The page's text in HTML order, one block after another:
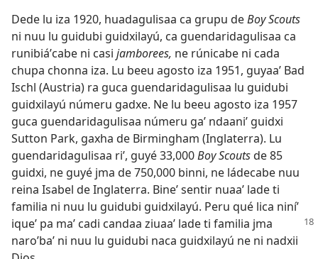
Dede lu iza 1920, huadagulisaa ca grupu deBoy Scouts
ni nuu lu guidubi guidxilayú, ca guendaridagulisaa ca
runibiáʼcabe ni casi jamborees, ne rúnicabe ni cada
chupa chonna iza. Lu beeu agosto iza 1951, guyaaʼ Bad
Ischl (Austria) ra guca guendaridagulisaa lu guidubi
guidxilayú númeru gadxe. Ne lu beeu agosto iza 1957
guca guendaridagulisaa númeru gaʼ ndaaniʼ guidxi
Sutton Park, gaxha de Birmingham (Inglaterra). Lu
guendaridagulisaa riʼ, guyé 33,000Boy Scoutsde 85
guidxi, ne guyé jma de 750,000 binni, ne ládecabe nuu
reina Isabel de Inglaterra. Bineʼ sentir nuaaʼ lade ti
familia ni nuu lu guidubi guidxilayú. Peru qué lica niníʼ
iqueʼ pa maʼ cadi candaa ziuaaʼ lade ti familia jma
naroʼbaʼ ni nuu lu guidubi naca guidxilayú ne ni nadxii